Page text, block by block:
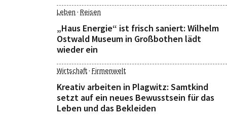
Leben · Reisen
„Haus Energie“ ist frisch saniert: Wilhelm
Ostwald Museum in Großbothen lädt
wieder ein
Wirtschaft· Firmenwelt
Kreativ arbeiten in Plagwitz: Samtkind
setzt auf ein neues Bewusstsein für das
Leben und das Bekleiden